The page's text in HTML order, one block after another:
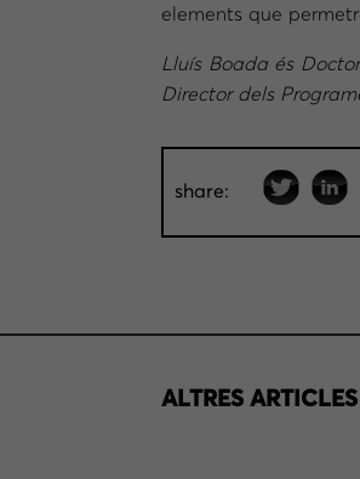
elements que
Lluís Boada és
Director dels
share:
ALTRES ARTICLES